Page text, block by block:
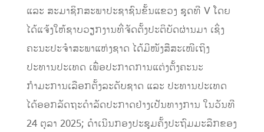
ແລະ ສະມາຊິກສະພາປະຊາຊົນຂັ້ນແຂວງ ຊຸດທີ V ໂດຍ
ໄດ້ແຈ້ງໃຫ້ຊາບວຽກງານທີ່ຈັດຕັ້ງປະຕິບັດຜ່ານມາ ເຊິ່ງ
ຄະນະປະຈໍາສະພາແຫ່ງຊາດ ໄດ້ມີໜັງສືສະເໜີເຖິງ
ປະທານປະເທດ ເພື່ອປະກາດການແຕ່ງຕັ້ງຄະນະ
ກຳມະການເລືອກຕັ້ງລະດັບຊາດ ແລະ ປະທານປະເທດ
ໄດ້ອອກລັດຖະດໍາລັດປະກາດຢ່າງເປັນທາງການ ໃນວັນທີ
24 ຕຸລາ 2025; ດຳເນີນກອງປະຊຸມຄັ້ງປະຖົມມະລືກຂອງ